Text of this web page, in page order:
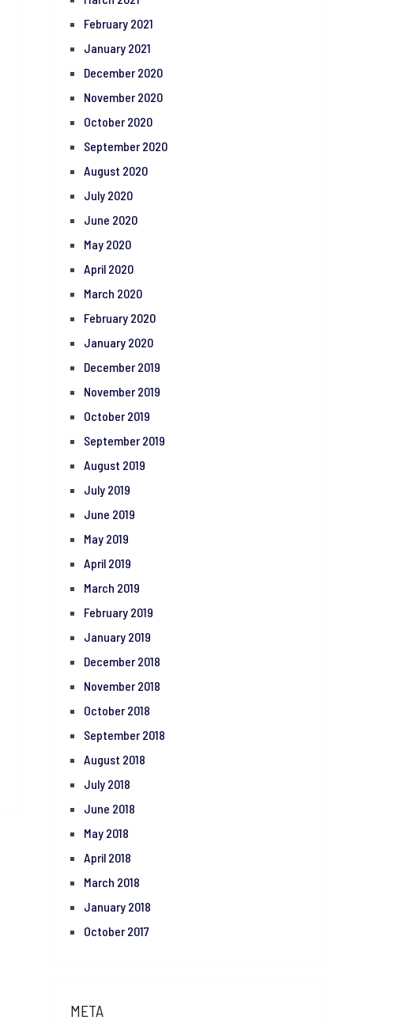
February 2021
January 2021
December 2020
November 2020
October 2020
September 2020
August 2020
July 2020
June 2020
May 2020
April 2020
March 2020
February 2020
January 2020
December 2019
November 2019
October 2019
September 2019
August 2019
July 2019
June 2019
May 2019
April 2019
March 2019
February 2019
January 2019
December 2018
November 2018
October 2018
September 2018
August 2018
July 2018
June 2018
May 2018
April 2018
March 2018
January 2018
October 2017
META